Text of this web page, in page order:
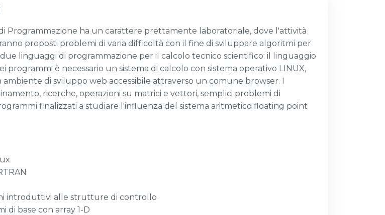
Programmazione ha un carattere prettamente laboratoriale, dove l'attività
proposti problemi di varia difficoltà con il fine di sviluppare algoritmi per
linguaggi di programmazione per il calcolo tecnico scientifico: il linguaggio
programmi è necessario un sistema di calcolo con sistema operativo LINUX,
di sviluppo web accessibile attraverso un comune browser. I
ricerche, operazioni su matrici e vettori, semplici problemi di
finalizzati a studiare l'influenza del sistema aritmetico floating point
introduttivi alle strutture di controllo
di base con array 1-D